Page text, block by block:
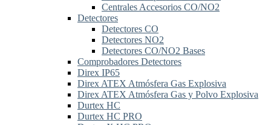
Centrales Accesorios CO/NO2
Detectores
Detectores CO
Detectores NO2
Detectores CO/NO2 Bases
Comprobadores Detectores
Direx IP65
Direx ATEX Atmósfera Gas Explosiva
Direx ATEX Atmósfera Gas y Polvo Explosiva
Durtex HC
Durtex HC PRO